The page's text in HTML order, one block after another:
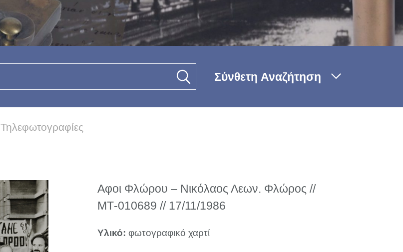
Σύνθετη Αναζήτηση
Τηλεφωτογραφίες
Αφοι Φλώρου – Νικόλαος Λεων. Φλώρος //
ΜΤ-010689 // 17/11/1986
Υλικό: φωτογραφικό χαρτί